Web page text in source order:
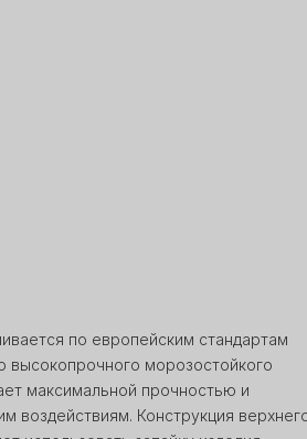
по европейским стандартам
высокопрочного морозостойкого
максимальной прочностью и
воздействиям. Конструкция